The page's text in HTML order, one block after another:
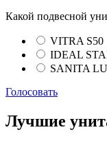
Какой подвесной
VITRA S50
IDEAL
SANITA
Голосовать
Лучшие